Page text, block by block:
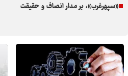
«سپهرغرب»، بر مدار انصاف و حقیقت